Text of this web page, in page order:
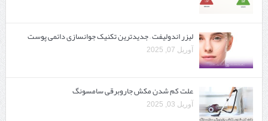
لیزر اندولیفت – جدیدترین تکنیک جوانسازی دائمی پوست
آوریل 07, 2025
علت کم شدن مکش جاروبرقی سامسونگ
آوریل 03, 2025